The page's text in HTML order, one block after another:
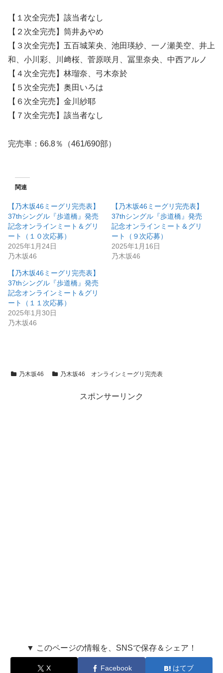
【１次全完売】該当者なし
【２次全完売】筒井あやめ
【３次全完売】五百城茉央、池田瑛紗、一ノ瀬美空、井上
和、小川彩、川﨑桜、菅原咲月、冨里奈央、中西アルノ
【４次全完売】林瑠奈、弓木奈於
【５次全完売】奥田いろは
【６次全完売】金川紗耶
【７次全完売】該当者なし
完売率：66.8％（461/690部）
関連
【乃木坂46ミーグリ完売表】
37thシングル『歩道橋』発売
記念オンラインミート＆グリ
ート（１０次応募）
2025年1月24日
乃木坂46
【乃木坂46ミーグリ完売表】
37thシングル『歩道橋』発売
記念オンラインミート＆グリ
ート（９次応募）
2025年1月16日
乃木坂46
【乃木坂46ミーグリ完売表】
37thシングル『歩道橋』発売
記念オンラインミート＆グリ
ート（１１次応募）
2025年1月30日
乃木坂46
乃木坂46 乃木坂46 オンラインミーグリ完売表
スポンサーリンク
▼ このページの情報を、SNSで保存＆シェア！
X Facebook はてブ